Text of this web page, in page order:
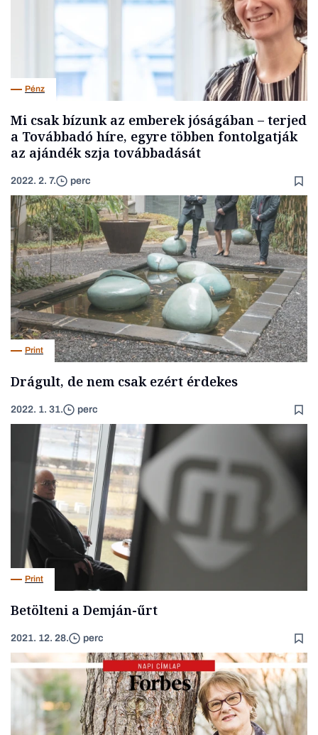
Pénz
Mi csak bízunk az emberek jóságában – terjed
a Továbbadó híre, egyre többen fontolgatják
az ajándék szja továbbadását
2022. 2. 7. perc
Print
Drágult, de nem csak ezért érdekes
2022. 1. 31. perc
Print
Betölteni a Demján-űrt
2021. 12. 28. perc